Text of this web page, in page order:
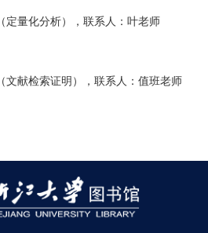
（ 定量化分析），联系人：叶老师
（文献检索证明），联系人：值班老师